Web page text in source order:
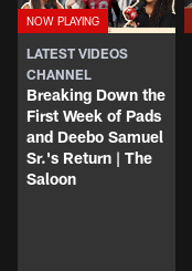
LATEST VIDEOS
CHANNEL
Breaking Down the
First Week of Pads
and Deebo Samuel
Sr.'s Return | The
Saloon